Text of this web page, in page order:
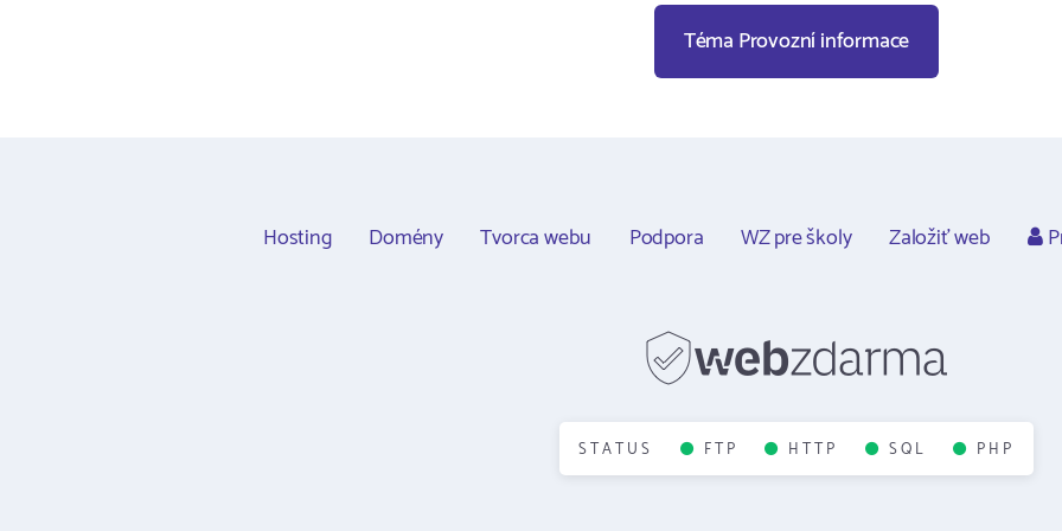
Téma Provozní informace
Hosting Domény Tvorca webu Podpora WZ pre školy Založiť web
STATUS FTP HTTP SQL PHP